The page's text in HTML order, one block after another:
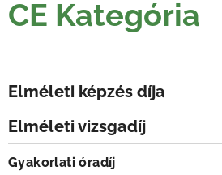
CE Kategória
Elméleti képzés díja
Elméleti vizsgadíj
Gyakorlati óradíj